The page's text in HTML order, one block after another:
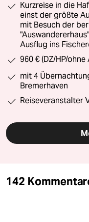
Kurzreise in die
einst der größte
mit Besuch der
Ausflug ins
960 € (DZ/HP/ohne
mit 4
Bremerhaven
Reiseveranstalter
142